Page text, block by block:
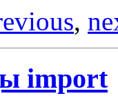
,
import